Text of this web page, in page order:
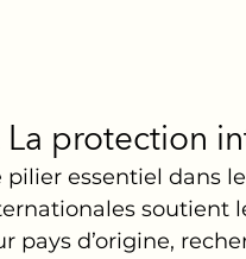
La protection
pilier essentiel dans
soutient
pays d’origine,